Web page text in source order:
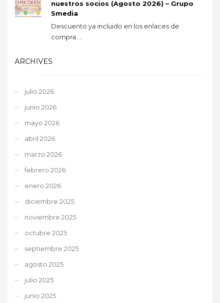
nuestros socios (Agosto 2026) – Grupo
Smedia
Descuento ya incluido en los enlaces de
compra ...
ARCHIVES
julio 2026
junio 2026
mayo 2026
abril 2026
marzo 2026
febrero 2026
enero 2026
diciembre 2025
noviembre 2025
octubre 2025
septiembre 2025
agosto 2025
julio 2025
junio 2025